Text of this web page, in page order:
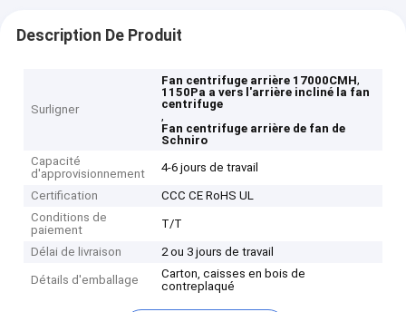
Description De Produit
Surligner
Fan centrifuge arrière 17000CMH,
1150Pa a vers l'arrière incliné la fan
centrifuge
,
Fan centrifuge arrière de fan de
Schniro
Capacité
d'approvisionnement
4-6 jours de travail
Certification
CCC CE RoHS UL
Conditions de
paiement
T/T
Délai de livraison 2 ou 3 jours de travail
Détails d'emballage
Carton, caisses en bois de
contreplaqué